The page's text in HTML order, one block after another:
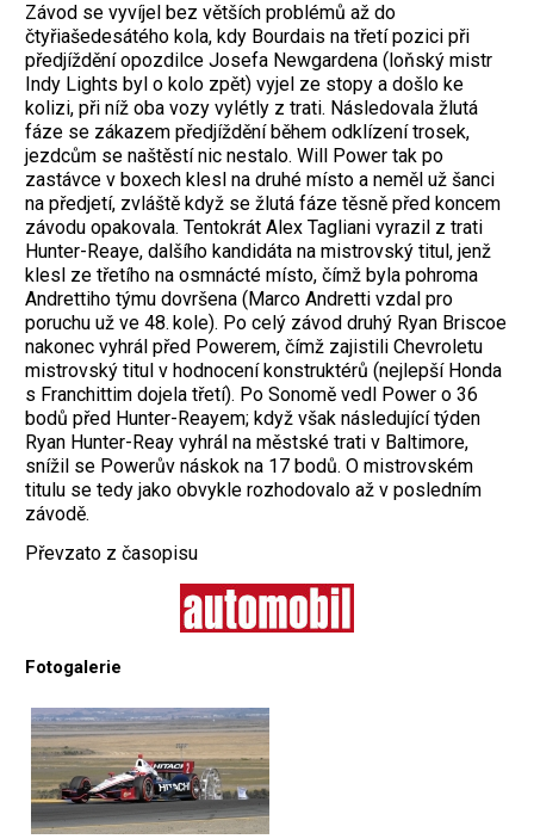
Závod se vyvíjel bez větších problémů až do
čtyřiašedesátého kola, kdy Bourdais na třetí pozici při
předjíždění opozdilce Josefa Newgardena (loňský mistr
Indy Lights byl o kolo zpět) vyjel ze stopy a došlo ke
kolizi, při níž oba vozy vylétly z trati. Následovala žlutá
fáze se zákazem předjíždění během ­odklízení trosek,
jezdcům se ­naštěstí nic nestalo. Will Power tak po
zastávce v boxech klesl na druhé místo a neměl už šanci
na předjetí, zvláště když se žlutá fáze těsně před koncem
závodu opakovala. Tentokrát Alex Tagliani vyrazil z trati
Hunter-Reaye, dalšího kandidáta na mistrovský titul, jenž
klesl ze třetího na osmnácté místo, čímž byla pohroma
Andrettiho týmu dovr­šena (Marco Andretti vzdal pro
poruchu už ve 48. kole). Po celý závod druhý Ryan Briscoe
nakonec vyhrál před Powerem, čímž zajistili Chevroletu
mistrovský titul v hodnocení konstruktérů (nejlepší Honda
s Franchittim dojela třetí). Po Sonomě vedl Power o 36
bodů před Hunter-Reayem; když však následující týden
Ryan Hunter-Reay vyhrál na městské trati v Baltimore,
snížil se Powerův náskok na 17 bodů. O mistrovském
titulu se tedy jako obvykle rozhodovalo až v posledním
závodě.
Převzato z časopisu
Fotogalerie